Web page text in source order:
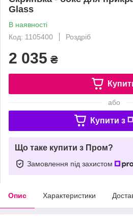
Glass
В наявності
Код: 1105400
Роздріб
2 035 ₴
або
Купити з
Що таке купити з Пром?
Замовлення під захистом
Опис Характеристики